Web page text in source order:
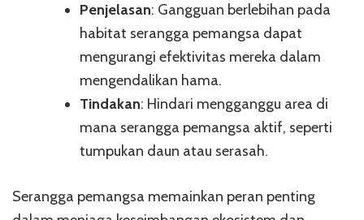
Penjelasan: Gangguan berlebihan pada
habitat serangga pemangsa dapat
mengurangi efektivitas mereka dalam
mengendalikan hama.
Tindakan: Hindari mengganggu area di
mana serangga pemangsa aktif, seperti
tumpukan daun atau serasah.
Serangga pemangsa memainkan peran penting